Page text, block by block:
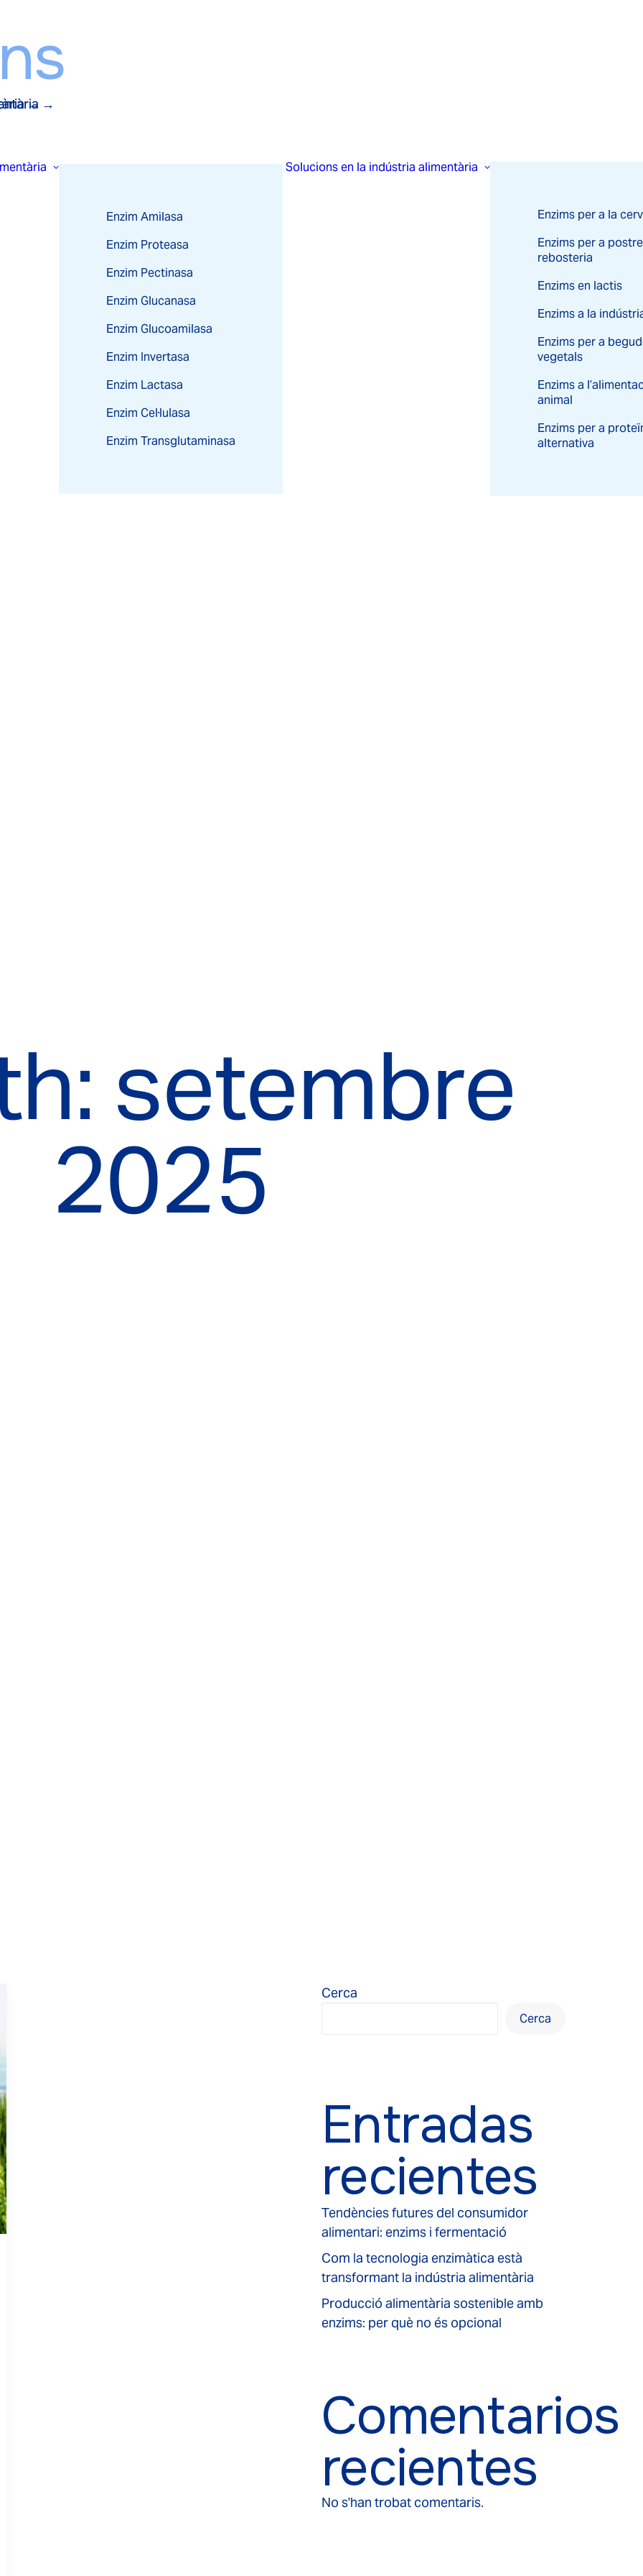
→
Enzim Amilasa
Enzim Proteasa
Enzim Pectinasa
Enzim Glucanasa
Enzim Glucoamilasa
Enzim Invertasa
Enzim Lactasa
Enzim Cel·lulasa
Enzim Transglutaminasa
Solucions en la indústria alimentària
→
Enzims per a la
Enzims per a
rebosteria
Enzims en lactis
Enzims a la
Enzims per a
vegetals
Enzims a
animal
Enzims per a
alternativa
setembre
2025
Cerca
Cerca
Entradas
recientes
Tendències futures del consumidor
alimentari: enzims i fermentació
Com la tecnologia enzimàtica està
transformant la indústria alimentària
Producció alimentària sostenible amb
enzims: per què no és opcional
Comentarios
recientes
No s'han trobat comentaris.